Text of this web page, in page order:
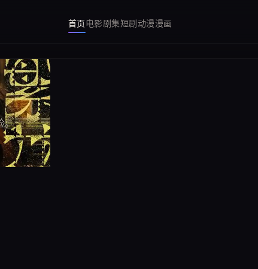
首页电影剧集短剧动漫漫画
。